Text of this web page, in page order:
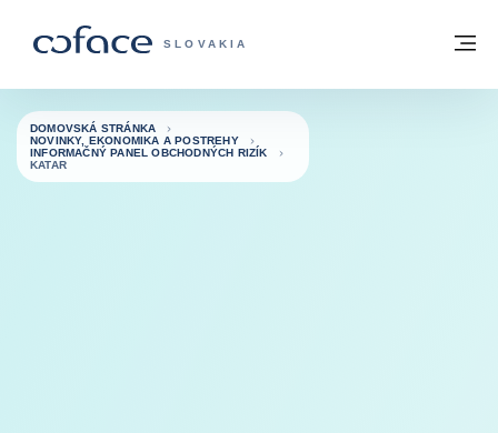
COFACE FOR TRADE - WEBOVÁ
SLOVAKIA
Späť na domovskú stránku
DOMOVSKÁ STRÁNKA
NOVINKY, EKONOMIKA A POSTREHY
INFORMAČNÝ PANEL OBCHODNÝCH RIZÍK
KATAR